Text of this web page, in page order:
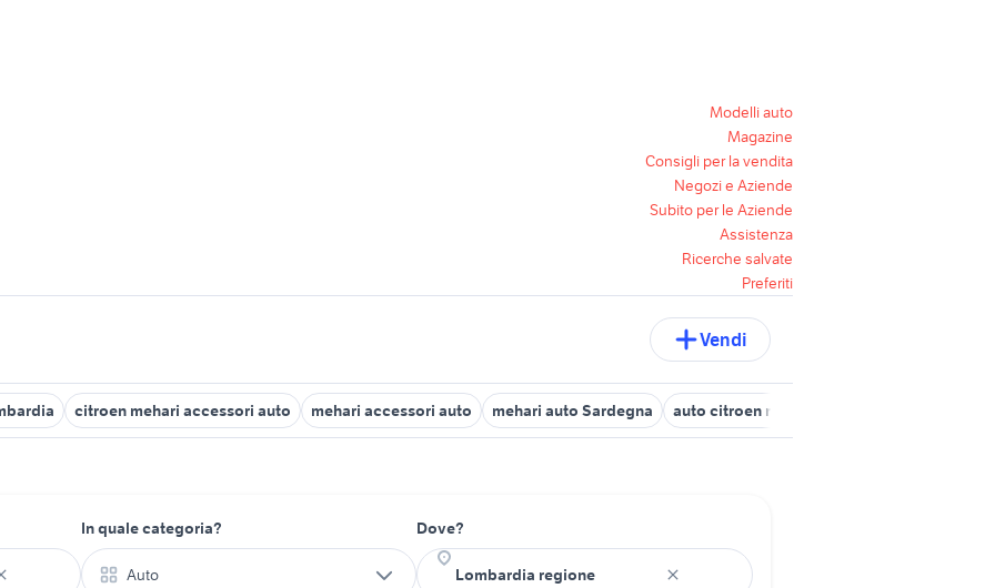
Modelli auto
Magazine
Consigli per la vendita
Negozi e Aziende
Subito per le Aziende
Assistenza
Ricerche salvate
Preferiti
Vendi
citroen mehari accessori auto mehari accessori auto mehari auto Sardegna auto citroen mehari Veneto
In quale categoria?
Auto
Dove?